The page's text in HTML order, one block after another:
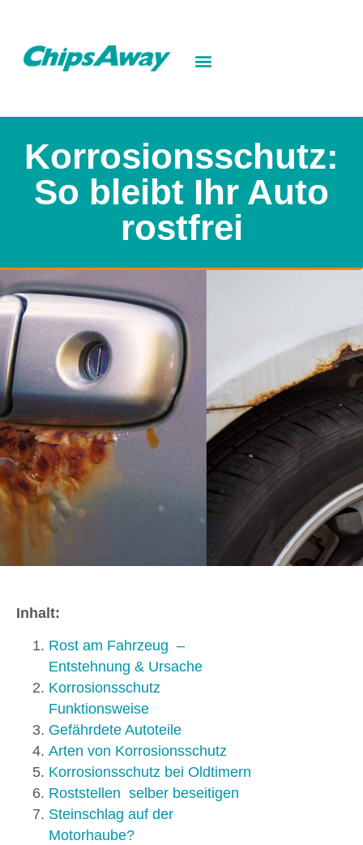
Korrosionsschutz:
So bleibt Ihr Auto
rostfrei
Inhalt:
Rost am Fahrzeug –
Entstehnung & Ursache
Korrosionsschutz
Funktionsweise
Gefährdete Autoteile
Arten von Korrosionsschutz
Korrosionsschutz bei Oldtimern
Roststellen selber beseitigen
Steinschlag auf der
Motorhaube?